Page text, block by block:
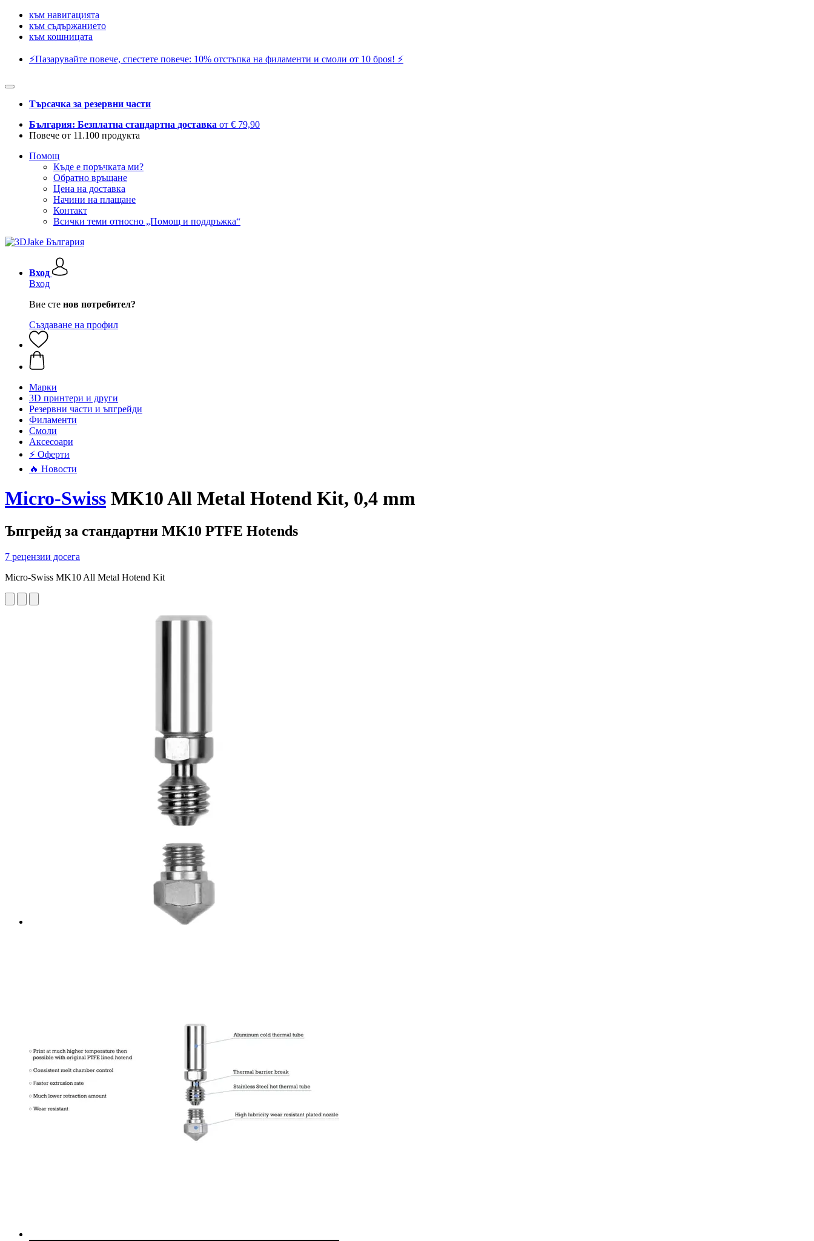
към навигацията
към съдържанието
към кошницата
⚡️Пазарувайте повече, спестете повече: 10% отстъпка на филаменти и смоли от 10 броя! ⚡️
Търсачка за резервни части
България: Безплатна стандартна доставка от € 79,90
Повече от 11.100 продукта
Помощ
Къде е поръчката ми?
Обратно връщане
Цена на доставка
Начини на плащане
Контакт
Всички теми относно „Помощ и поддръжка“
Вход
Вход
Вие сте нов потребител?
Създаване на профил
Mарки
3D принтери и други
Резервни части и ъпгрейди
Филаменти
Смоли
Аксесоари
⚡ Оферти
🔥 Новости
Micro-Swiss MK10 All Metal Hotend Kit, 0,4 mm
Ъпгрейд за стандартни MK10 PTFE Hotends
7 рецензии досега
Micro-Swiss MK10 All Metal Hotend Kit